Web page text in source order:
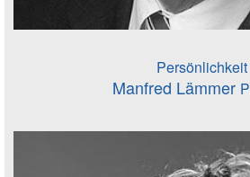
Persönlichkeit
Manfred Lämmer